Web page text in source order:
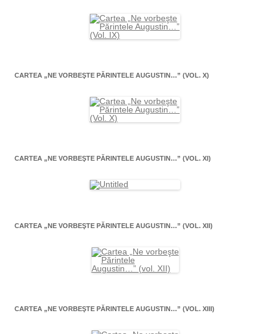
CARTEA „NE VORBEŞTE PĂRINTELE AUGUSTIN…” (VOL. X)
CARTEA „NE VORBEŞTE PĂRINTELE AUGUSTIN…” (VOL. XI)
CARTEA „NE VORBEŞTE PĂRINTELE AUGUSTIN…” (VOL. XII)
CARTEA „NE VORBEŞTE PĂRINTELE AUGUSTIN…” (VOL. XIII)